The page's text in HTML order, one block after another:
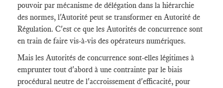
pouvoir par mécanisme de délégation dans la hiérarchie
des normes, l'Autorité peut se transformer en Autorité de
Régulation. C'est ce que les Autorités de concurrence sont
en train de faire vis-à-vis des opérateurs numériques.
Mais les Autorités de concurrence sont-elles légitimes à
emprunter tout d'abord à une contrainte par le biais
procédural neutre de l'accroissement d'efficacité, pour